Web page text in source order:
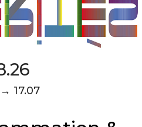
17.07